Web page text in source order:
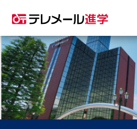
資料請求
大学・短大の資料種類から請